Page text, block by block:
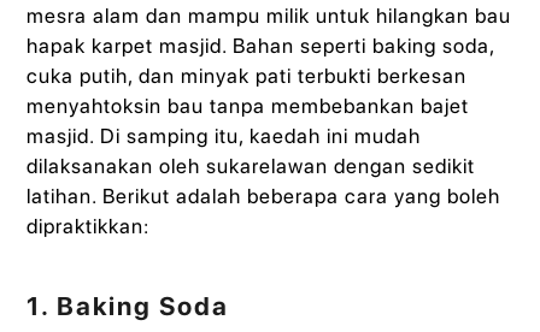
mesra alam dan mampu milik untuk hilangkan bau
hapak karpet masjid. Bahan seperti baking soda,
cuka putih, dan minyak pati terbukti berkesan
menyahtoksin bau tanpa membebankan bajet
masjid. Di samping itu, kaedah ini mudah
dilaksanakan oleh sukarelawan dengan sedikit
latihan. Berikut adalah beberapa cara yang boleh
dipraktikkan:
1. Baking Soda